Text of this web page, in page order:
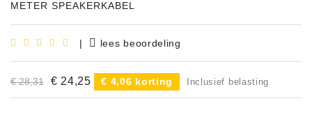
Bladmuziek
Accessoires
DEMO
METER SPEAKERKABEL
| lees beoordeling
€ 28,31 € 24,25 € 4,06 korting Inclusief belasting